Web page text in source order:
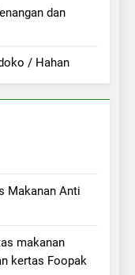
dan
/ Hahan
Makanan Anti
makanan
kertas Foopak